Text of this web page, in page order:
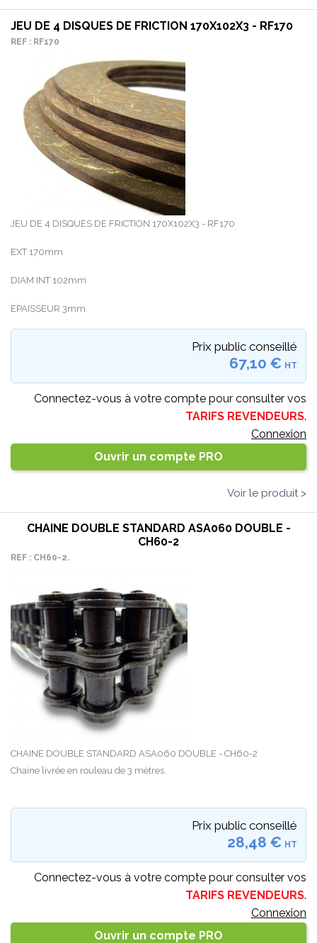
JEU DE 4 DISQUES DE FRICTION 170X102X3 - RF170
REF : RF170
JEU DE 4 DISQUES DE FRICTION 170X102X3 - RF170
EXT 170mm
DIAM INT 102mm
EPAISSEUR 3mm
Prix public conseillé
67,10 € HT
Connectez-vous à votre compte pour consulter vos
TARIFS REVENDEURS.
Connexion
Ouvrir un compte PRO
Voir le produit >
CHAINE DOUBLE STANDARD ASA060 DOUBLE -
CH60-2
REF : CH60-2.
CHAINE DOUBLE STANDARD ASA060 DOUBLE - CH60-2
Chaine livrée en rouleau de 3 mètres.
Prix public conseillé
28,48 € HT
Connectez-vous à votre compte pour consulter vos
TARIFS REVENDEURS.
Connexion
Ouvrir un compte PRO